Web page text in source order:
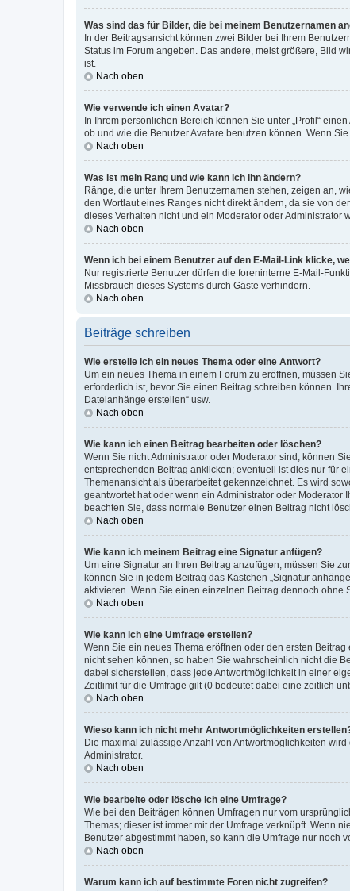
Was sind das für Bilder, die bei meinem Benutzernamen
In der Beitragsansicht können zwei Bilder bei Ihrem
Status im Forum angeben. Das andere, meist größere, Bild
ist.
Nach oben
Wie verwende ich einen Avatar?
In Ihrem persönlichen Bereich können Sie unter „Profil“
ob und wie die Benutzer Avatare benutzen können. Wenn
Nach oben
Was ist mein Rang und wie kann ich ihn ändern?
Ränge, die unter Ihrem Benutzernamen stehen, zeigen an,
den Wortlaut eines Ranges nicht direkt ändern, da sie von
dieses Verhalten nicht und ein Moderator oder
Nach oben
Wenn ich bei einem Benutzer auf den E-Mail-Link klicke,
Nur registrierte Benutzer dürfen die foreninterne E-Mail-
Missbrauch dieses Systems durch Gäste verhindern.
Nach oben
Beiträge schreiben
Wie erstelle ich ein neues Thema oder eine Antwort?
Um ein neues Thema in einem Forum zu eröffnen, müssen
erforderlich ist, bevor Sie einen Beitrag schreiben können.
Dateianhänge erstellen“ usw.
Nach oben
Wie kann ich einen Beitrag bearbeiten oder löschen?
Wenn Sie nicht Administrator oder Moderator sind, können
entsprechenden Beitrag anklicken; eventuell ist dies nur für
Themenansicht als überarbeitet gekennzeichnet. Es wird
geantwortet hat oder wenn ein Administrator oder
beachten Sie, dass normale Benutzer einen Beitrag nicht
Nach oben
Wie kann ich meinem Beitrag eine Signatur anfügen?
Um eine Signatur an Ihren Beitrag anzufügen, müssen Sie
können Sie in jedem Beitrag das Kästchen „Signatur
aktivieren. Wenn Sie einen einzelnen Beitrag dennoch ohne
Nach oben
Wie kann ich eine Umfrage erstellen?
Wenn Sie ein neues Thema eröffnen oder den ersten
nicht sehen können, so haben Sie wahrscheinlich nicht die
dabei sicherstellen, dass jede Antwortmöglichkeit in einer
Zeitlimit für die Umfrage gilt (0 bedeutet dabei eine zeitlich
Nach oben
Wieso kann ich nicht mehr Antwortmöglichkeiten
Die maximal zulässige Anzahl von Antwortmöglichkeiten
Administrator.
Nach oben
Wie bearbeite oder lösche ich eine Umfrage?
Wie bei den Beiträgen können Umfragen nur vom
Themas; dieser ist immer mit der Umfrage verknüpft. Wenn
Benutzer abgestimmt haben, so kann die Umfrage nur
Nach oben
Warum kann ich auf bestimmte Foren nicht zugreifen?